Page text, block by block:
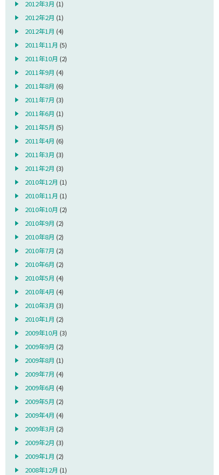
2012年3月 (1)
2012年2月 (1)
2012年1月 (4)
2011年11月 (5)
2011年10月 (2)
2011年9月 (4)
2011年8月 (6)
2011年7月 (3)
2011年6月 (1)
2011年5月 (5)
2011年4月 (6)
2011年3月 (3)
2011年2月 (3)
2010年12月 (1)
2010年11月 (1)
2010年10月 (2)
2010年9月 (2)
2010年8月 (2)
2010年7月 (2)
2010年6月 (2)
2010年5月 (4)
2010年4月 (4)
2010年3月 (3)
2010年1月 (2)
2009年10月 (3)
2009年9月 (2)
2009年8月 (1)
2009年7月 (4)
2009年6月 (4)
2009年5月 (2)
2009年4月 (4)
2009年3月 (2)
2009年2月 (3)
2009年1月 (2)
2008年12月 (1)